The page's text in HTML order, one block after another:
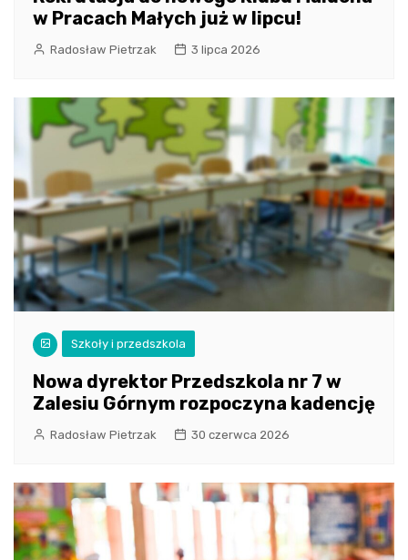
w Pracach Małych już w lipcu!
Radosław Pietrzak 3 lipca 2026
Szkoły i przedszkola
Nowa dyrektor Przedszkola nr 7 w
Zalesiu Górnym rozpoczyna kadencję
Radosław Pietrzak 30 czerwca 2026